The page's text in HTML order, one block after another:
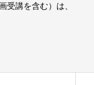
受講を含む）は、